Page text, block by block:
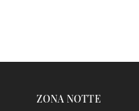
ZONA NOTTE